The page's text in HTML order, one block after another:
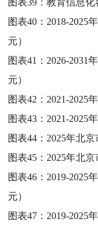
图表40： 2018-2025
元）
图表41： 2026-2031
元）
图表42： 2021-2025
图表43： 2021-2025
图表44： 2025年北
图表45： 2025年北京
图表46： 2019-2025
元）
图表47： 2019-2025